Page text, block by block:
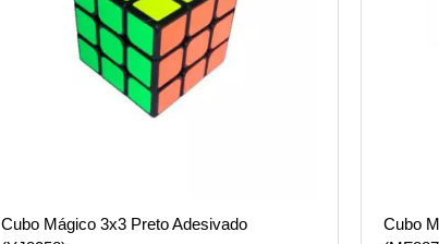
Cubo Mágico 3x3 Preto Adesivado
Cubo